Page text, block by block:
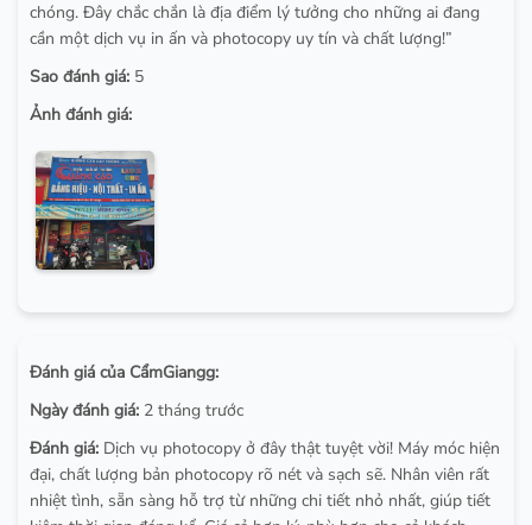
chóng. Đây chắc chắn là địa điểm lý tưởng cho những ai đang
cần một dịch vụ in ấn và photocopy uy tín và chất lượng!”
Sao đánh giá: 5
Ảnh đánh giá:
Đánh giá của CẩmGiangg:
Ngày đánh giá: 2 tháng trước
Đánh giá: Dịch vụ photocopy ở đây thật tuyệt vời! Máy móc hiện
đại, chất lượng bản photocopy rõ nét và sạch sẽ. Nhân viên rất
nhiệt tình, sẵn sàng hỗ trợ từ những chi tiết nhỏ nhất, giúp tiết